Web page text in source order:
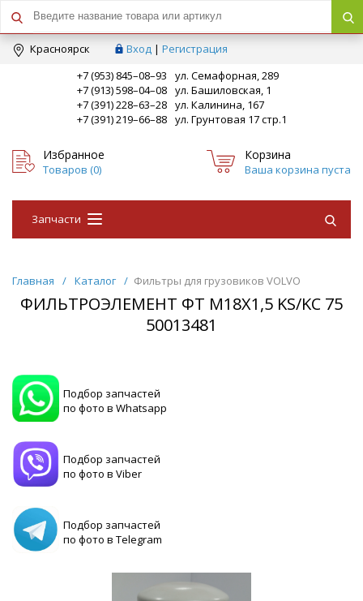
Краcноярск Вход | Регистрация
+7 (953) 845–08–93
ул. Семафорная, 289
+7 (913) 598–04–08 ул. Башиловская, 1
+7 (391) 228–63–28 ул. Калинина, 167
+7 (391) 219–66–88 ул. Грунтовая 17 стр.1
Избранное
Товаров (0)
Корзина
Ваша корзина пуста
Запчасти
Главная / Каталог / Фильтры для грузовиков VOLVO
ФИЛЬТРОЭЛЕМЕНТ ФТ М18Х1,5 KS/KC 75
50013481
Подбор запчастей
по фото в Whatsapp
Подбор запчастей
по фото в Viber
Подбор запчастей
по фото в Telegram